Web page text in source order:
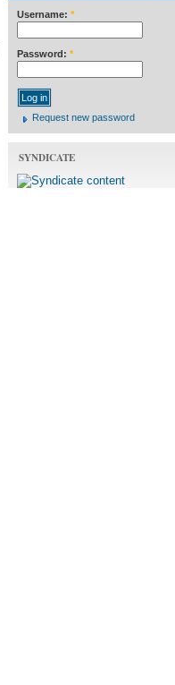
Username: *
Password: *
Request new password
SYNDICATE